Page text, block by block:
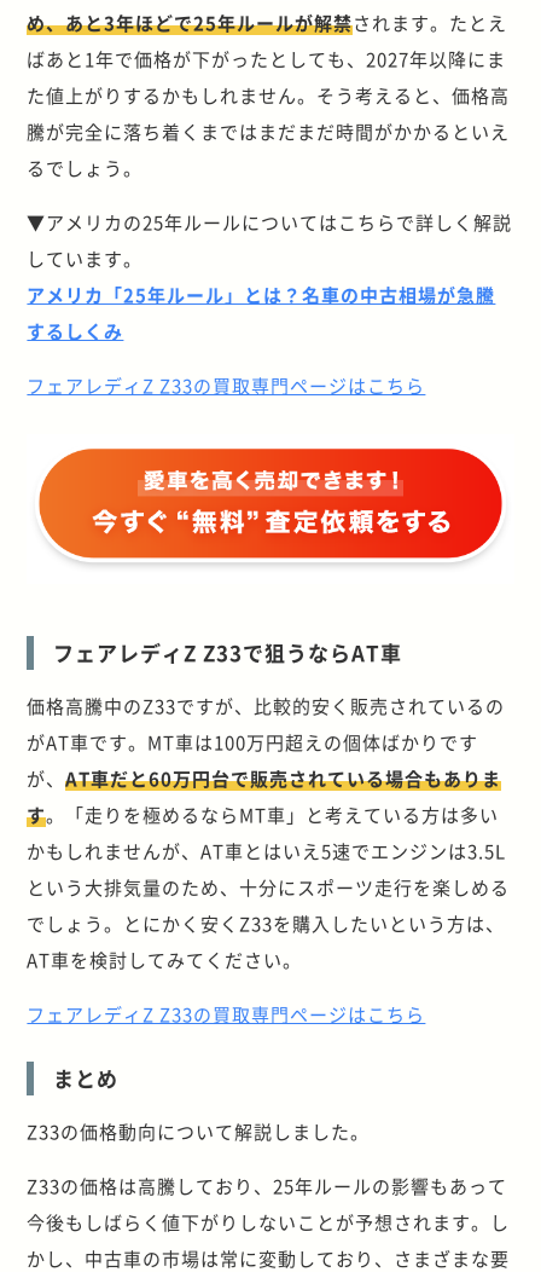
め、あと3年ほどで25年ルールが解禁されます。たとえ
ばあと1年で価格が下がったとしても、2027年以降にま
た値上がりするかもしれません。そう考えると、価格高
騰が完全に落ち着くまではまだまだ時間がかかるといえ
るでしょう。
▼アメリカの25年ルールについてはこちらで詳しく解説
しています。
アメリカ「25年ルール」とは？名車の中古相場が急騰
するしくみ
フェアレディZ Z33の買取専門ページはこちら
フェアレディZ Z33で狙うならAT車
価格高騰中のZ33ですが、比較的安く販売されているの
がAT車です。MT車は100万円超えの個体ばかりです
が、AT車だと60万円台で販売されている場合もありま
す。「走りを極めるならMT車」と考えている方は多い
かもしれませんが、AT車とはいえ5速でエンジンは3.5L
という大排気量のため、十分にスポーツ走行を楽しめる
でしょう。とにかく安くZ33を購入したいという方は、
AT車を検討してみてください。
フェアレディZ Z33の買取専門ページはこちら
まとめ
Z33の価格動向について解説しました。
Z33の価格は高騰しており、25年ルールの影響もあって
今後もしばらく値下がりしないことが予想されます。し
かし、中古車の市場は常に変動しており、さまざまな要